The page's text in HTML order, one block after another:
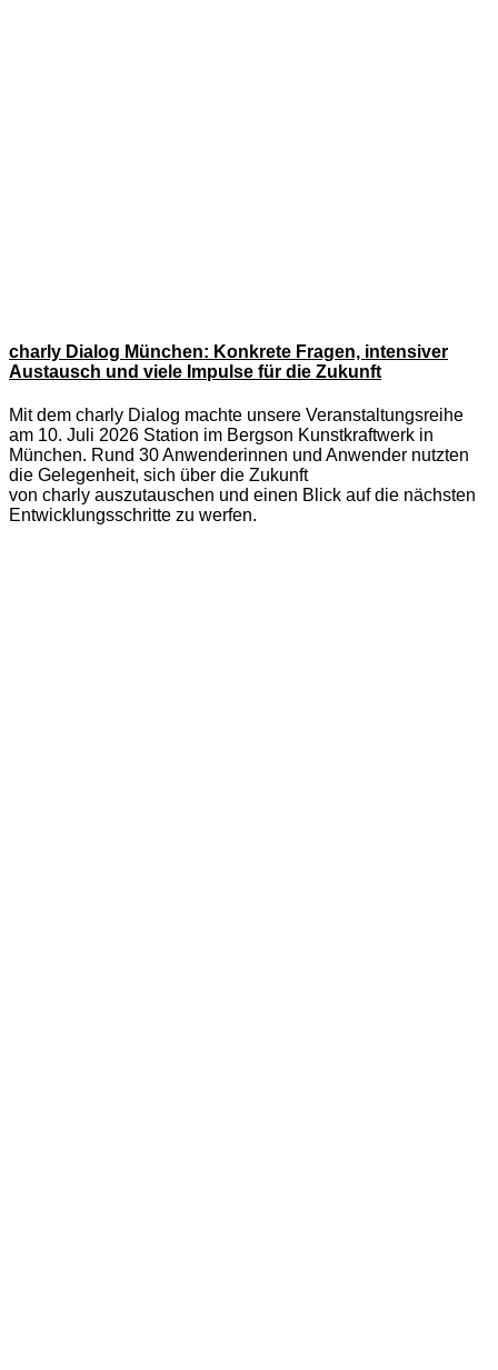
charly Dialog München: Konkrete Fragen, intensiver
Austausch und viele Impulse für die Zukunft
Mit dem charly Dialog machte unsere Veranstaltungsreihe
am 10. Juli 2026 Station im Bergson Kunstkraftwerk in
München. Rund 30 Anwenderinnen und Anwender nutzten
die Gelegenheit, sich über die Zukunft
von charly auszutauschen und einen Blick auf die nächsten
Entwicklungsschritte zu werfen.